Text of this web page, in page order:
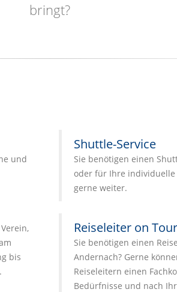
bringt?
und
bis
Shuttle-Service
Sie benötigen einen
oder für Ihre individuelle
gerne weiter.
Reiseleiter on Tour
Sie benötigen einen
Andernach? Gerne
Reiseleitern einen
Bedürfnisse und nach